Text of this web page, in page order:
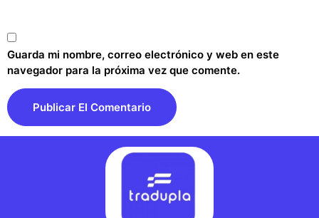
Guarda mi nombre, correo electrónico y web en este
navegador para la próxima vez que comente.